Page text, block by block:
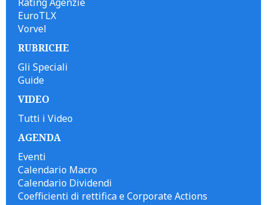
EuroTLX
Vorvel
RUBRICHE
Gli Speciali
Guide
VIDEO
Tutti i Video
AGENDA
Eventi
Calendario Macro
Calendario Dividendi
Coefficienti di rettifica e Corporate Actions